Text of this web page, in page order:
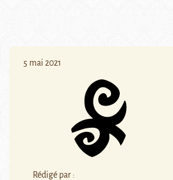
5 mai 2021
Rédigé par :